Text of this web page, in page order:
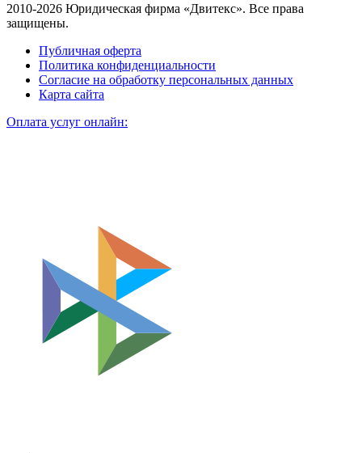
2010-2026 Юридическая фирма «Двитекс». Все права
защищены.
Публичная оферта
Политика конфиденциальности
Согласие на обработку персональных данных
Карта сайта
Оплата услуг онлайн: